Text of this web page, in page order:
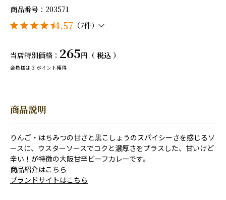
商品番号 203571
4.57 （7件）
当店特別価格 265 税込
会員様は 3 ポイント獲得
商品説明
りんご・はちみつの甘さと黒こしょうのスパイシーさを感じるソ
ースに、ウスターソースでコクと濃厚さをプラスした、甘いけど
辛い！が特徴の大阪甘辛ビーフカレーです。
商品紹介はこちら
ブランドサイトはこちら